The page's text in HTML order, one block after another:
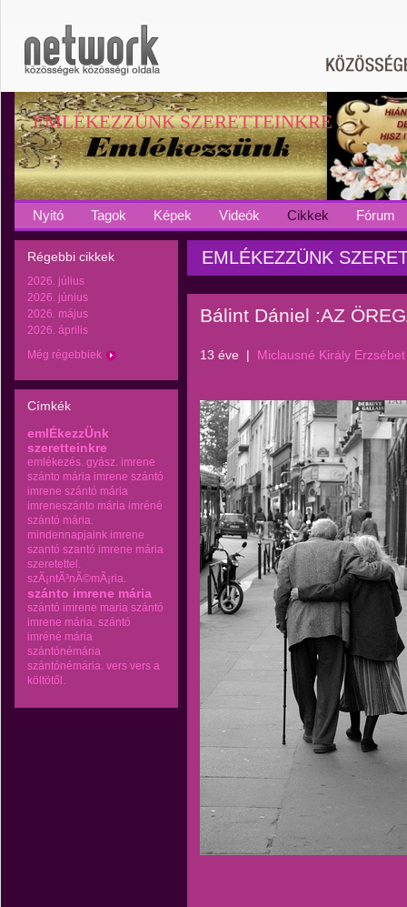
EMLÉKEZZÜNK SZERETTEINKRE
Nyitó Tagok Képek Videók Cikkek Fórum
Régebbi cikkek
2026. július
2026. június
2026. május
2026. április
Még régebbiek
Címkék
emlÉkezzÜnk
szeretteinkre
emlékezés. gyász. imrene
szánto mária imrene szántó
imrene szántó mária
imreneszánto mária imréné
szántó mária.
mindennapjaink imrene
szantó szantó imrene mária
szeretettel.
szÃ¡ntÃ³nÃ©mÃ¡ria.
szánto imrene mária
szántó imrene maria szántó
imrene mária. szántó
imréné mária
szántónémária
szántónémária. vers vers a
költötől.
EMLÉKEZZÜNK
Bálint Dániel :AZ
13 éve | Miclausné Király Erzsébet